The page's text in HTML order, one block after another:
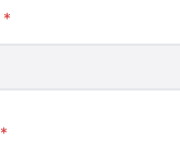
*
*